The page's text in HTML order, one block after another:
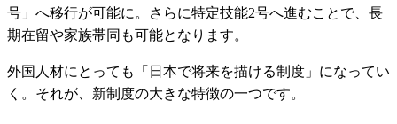
号」へ移行が可能に。さらに特定技能2号へ進むことで、長
期在留や家族帯同も可能となります。
外国人材にとっても「日本で将来を描ける制度」になってい
く。それが、新制度の大きな特徴の一つです。